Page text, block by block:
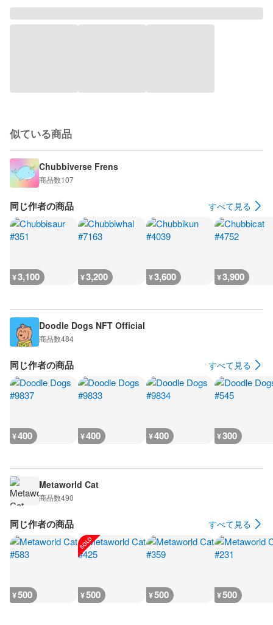
似ている商品
Chubbiverse Frens
商品数107
同じ作者の商品 すべて見る
¥3,100 ¥3,200 ¥3,600 ¥3,900
Doodle Dogs NFT Official
商品数484
同じ作者の商品 すべて見る
¥400 ¥400 ¥400 ¥300
Metaworld Cat
商品数490
同じ作者の商品 すべて見る
¥500 ¥500 ¥500 ¥500